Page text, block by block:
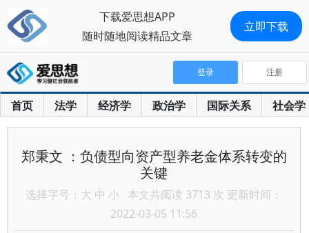
首页 法学 经济学 政治学 国际关系 社会学
登录 注册
郑秉文 ：负债型向资产型养老金体系转变的
关键
选择字号： 大 中 小 本文共阅读 3713 次 更新时间：
2022-03-05 11:56
下载爱思想APP
随时随地阅读精品文章
立即下载